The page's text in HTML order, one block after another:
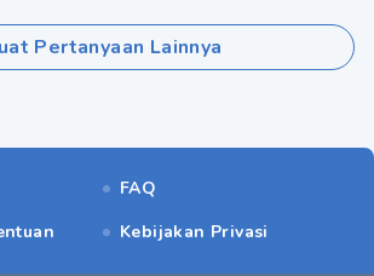
Pertanyaan Lainnya
FAQ
Kebijakan Privasi